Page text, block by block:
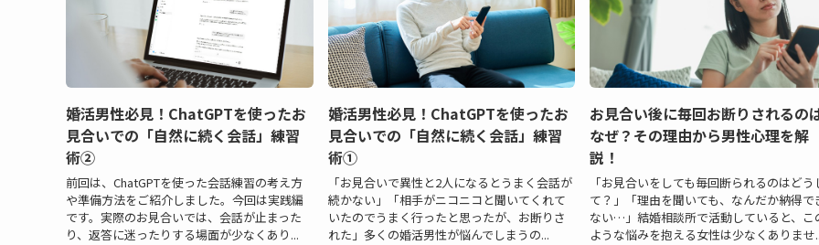
婚活男性必見！ChatGPTを使ったお
見合いでの「自然に続く会話」練習
術②
前回は、ChatGPTを使った会話練習の考え方
や準備方法をご紹介しました。今回は実践編
です。実際のお見合いでは、会話が止まった
り、返答に迷ったりする場面が少なくあり...
婚活男性必見！ChatGPTを使ったお
見合いでの「自然に続く会話」練習
術①
「お見合いで異性と2人になるとうまく会話が
続かない」「相手がニコニコと聞いてくれて
いたのでうまく行ったと思ったが、お断りさ
れた」多くの婚活男性が悩んでしまうの...
お見合い後に毎回お断りされるの
なぜ？その理由から男性心理を解
説！
「お見合いをしても毎回断られるのはどう
て？」「理由を聞いても、なんだか納得で
ない…」結婚相談所で活動していると、こ
ような悩みを抱える女性は少なくありませ